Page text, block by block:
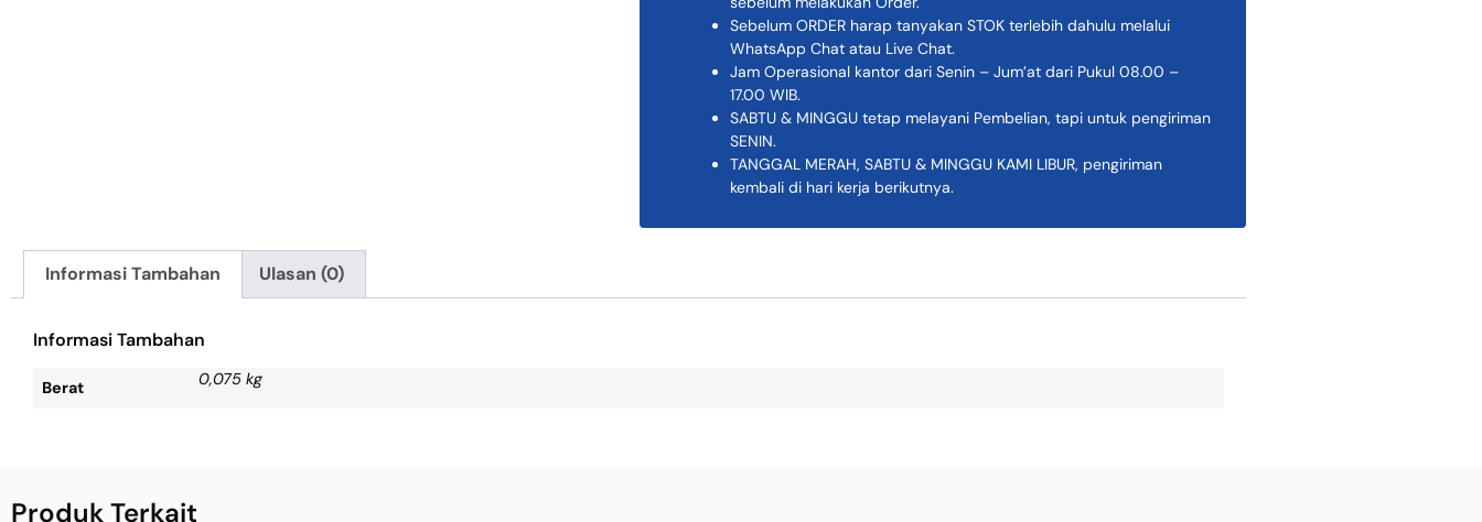
Sebelum ORDER harap tanyakan STOK terlebih dahulu melalui
WhatsApp Chat atau Live Chat.
Jam Operasional kantor dari Senin – Jum’at dari Pukul 08.00 –
17.00 WIB.
SABTU & MINGGU tetap melayani Pembelian, tapi untuk pengiriman
SENIN.
TANGGAL MERAH, SABTU & MINGGU KAMI LIBUR, pengiriman
kembali di hari kerja berikutnya.
Informasi Tambahan Ulasan (0)
Informasi Tambahan
Berat 0,075 kg
Produk Terkait